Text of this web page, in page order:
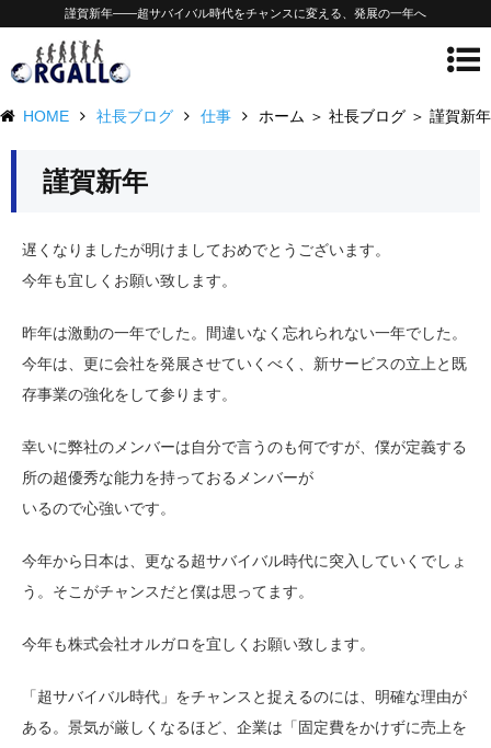
謹賀新年——超サバイバル時代をチャンスに変える、発展の一年へ
HOME 社長ブログ 仕事 ホーム ＞ 社長ブログ ＞ 謹賀新年
謹賀新年
遅くなりましたが明けましておめでとうございます。
今年も宜しくお願い致します。
昨年は激動の一年でした。間違いなく忘れられない一年でした。
今年は、更に会社を発展させていくべく、新サービスの立上と既
存事業の強化をして参ります。
幸いに弊社のメンバーは自分で言うのも何ですが、僕が定義する
所の超優秀な能力を持っておるメンバーが
いるので心強いです。
今年から日本は、更なる超サバイバル時代に突入していくでしょ
う。そこがチャンスだと僕は思ってます。
今年も株式会社オルガロを宜しくお願い致します。
「超サバイバル時代」をチャンスと捉えるのには、明確な理由が
ある。景気が厳しくなるほど、企業は「固定費をかけずに売上を